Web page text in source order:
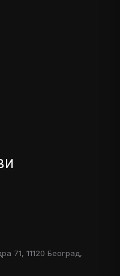
71, 11120 Београд,